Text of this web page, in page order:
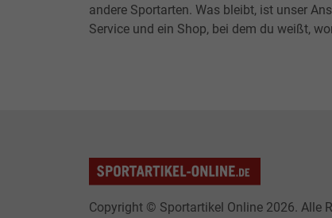
andere Sportarten. Was bleibt, ist unser
Service und ein Shop, bei dem du weißt,
Copyright © Sportartikel Online 2026. Alle